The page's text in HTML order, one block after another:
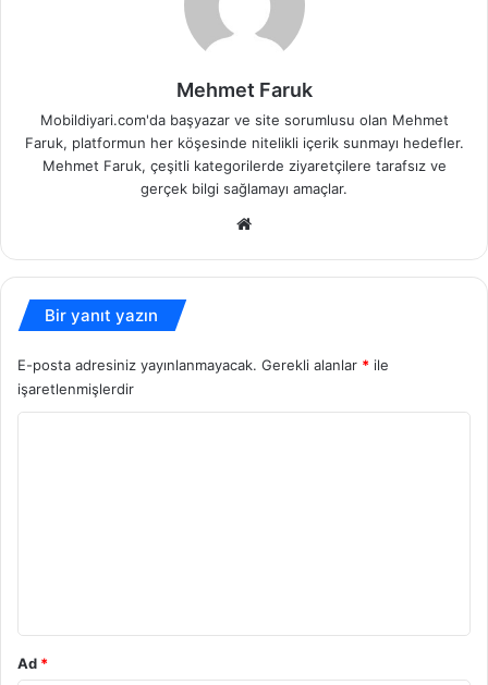
Mehmet Faruk
Mobildiyari.com'da başyazar ve site sorumlusu olan Mehmet
Faruk, platformun her köşesinde nitelikli içerik sunmayı hedefler.
Mehmet Faruk, çeşitli kategorilerde ziyaretçilere tarafsız ve
gerçek bilgi sağlamayı amaçlar.
Bir yanıt yazın
E-posta adresiniz yayınlanmayacak. Gerekli alanlar * ile
işaretlenmişlerdir
Ad *